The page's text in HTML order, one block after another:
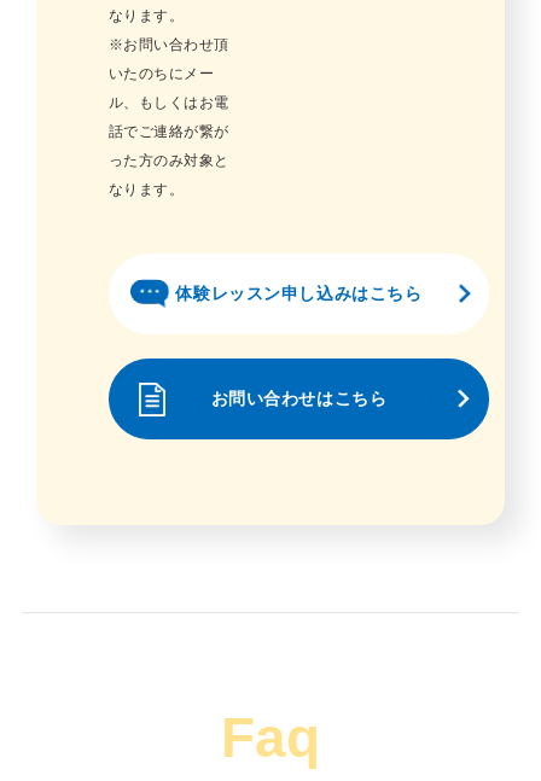
なります。
※お問い合わせ頂
いたのちにメー
ル、もしくはお電
話でご連絡が繋が
った方のみ対象と
なります。
体験レッスン申し込みはこちら
お問い合わせはこちら
Faq